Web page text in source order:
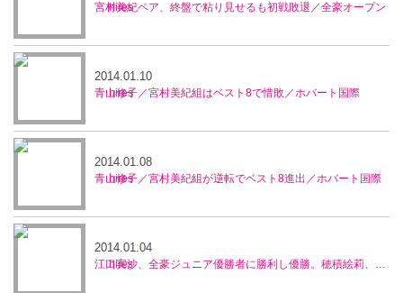
宮村美紀ペア、終盤で粘り見せるも初戦敗退／全豪オープン
青山修子／宮村美紀組はベスト8で惜敗／ホバート国際
2014.01.10
青山修子／宮村美紀組が逆転でベスト8進出／ホバート国際
2014.01.08
江口実沙、全豪ジュニア優勝者に勝利し優勝。穂積絵莉、宮村美紀ペアが準優勝／ブルネイ5万ドル大会
2014.01.04